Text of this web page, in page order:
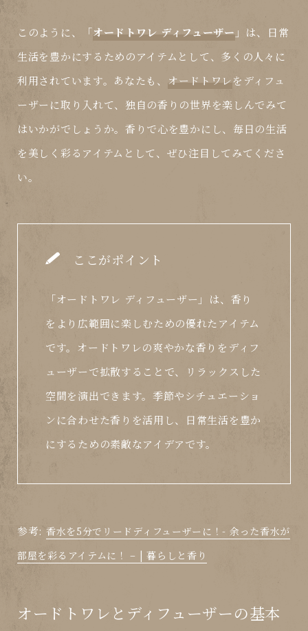
このように、「オードトワレ ディフューザー 」は、日常
生活を豊かにするためのアイテムとして、多くの人々に
利用されています。あなたも、 オードトワレをディフュ
ーザーに取り入れて、独自の香りの世界を楽しんでみて
はいかがでしょうか。香りで心を豊かにし、毎日の生活
を美しく彩るアイテムとして、ぜひ注目してみてくださ
い。
ここがポイント
「オードトワレ ディフューザー」は、香り
をより広範囲に楽しむための優れたアイテム
です。オードトワレの爽やかな香りをディフ
ューザーで拡散することで、リラックスした
空間を演出できます。季節やシチュエーショ
ンに合わせた香りを活用し、日常生活を豊か
にするための素敵なアイデアです。
参考: 香水を5分でリードディフューザーに！- 余った香水が
部屋を彩るアイテムに！ – | 暮らしと香り
オードトワレとディフューザーの基本